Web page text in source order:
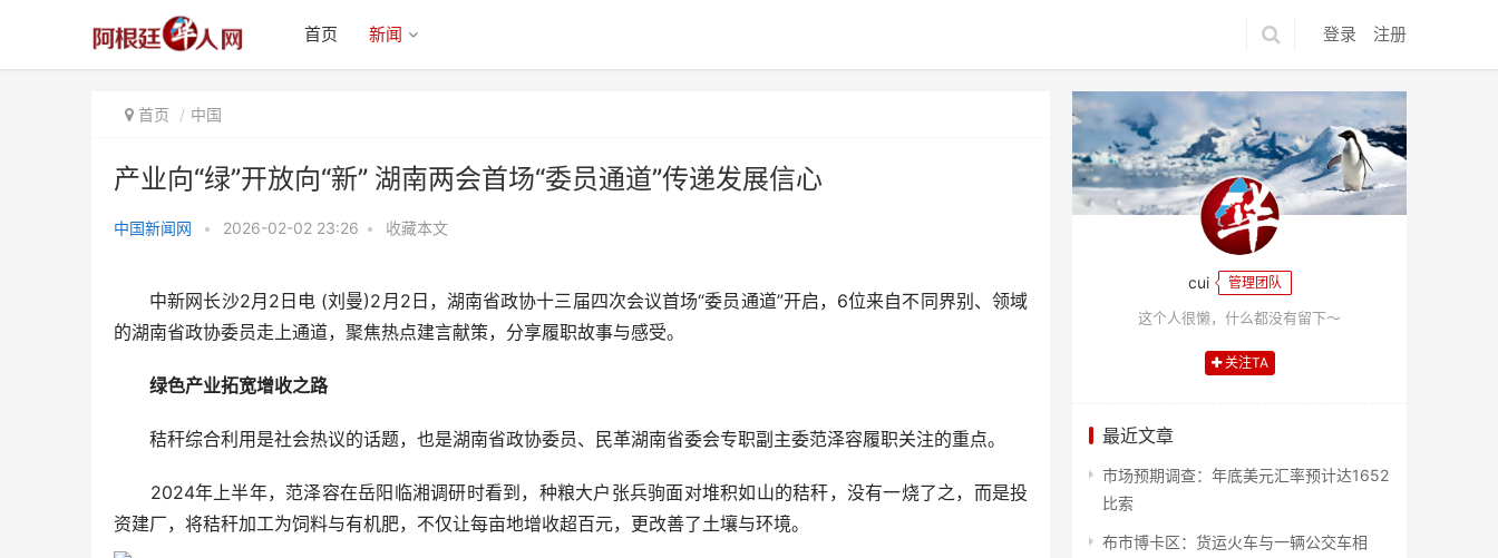
登录 注册
首页 新闻
首页 中国
产业向“绿”开放向“新” 湖南两会首场“委员通道”传递发展信心
中国新闻网 • 2026-02-02 23:26 • 收藏本文
中新网长沙2月2日电 (刘曼)2月2日，湖南省政协十三届四次会议首场“委员通道”开启，6位来自不同界别、领域
的湖南省政协委员走上通道，聚焦热点建言献策，分享履职故事与感受。
绿色产业拓宽增收之路
秸秆综合利用是社会热议的话题，也是湖南省政协委员、民革湖南省委会专职副主委范泽容履职关注的重点。
2024年上半年，范泽容在岳阳临湘调研时看到，种粮大户张兵驹面对堆积如山的秸秆，没有一烧了之，而是投
资建厂，将秸秆加工为饲料与有机肥，不仅让每亩地增收超百元，更改善了土壤与环境。
场“委员通道”传
cui 管理团队
这个人很懒，什么都没有留下～
关注TA
最近文章
市场预期调查：年底美元汇率预计达1652
比索
布市博卡区：货运火车与一辆公交车相